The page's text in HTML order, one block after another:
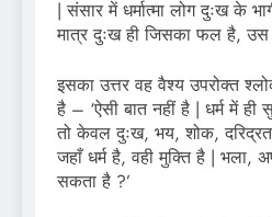
| संसार में धर्मात्मा लोग दुःख के
मात्र दुःख ही जिसका फल है, उस
इसका उत्तर वह वैश्य उपरोक्त
है – ‘ऐसी बात नहीं है | धर्म में
तो केवल दुःख, भय, शोक,
जहाँ धर्म है, वही मुक्ति है | भला,
सकता है ?’